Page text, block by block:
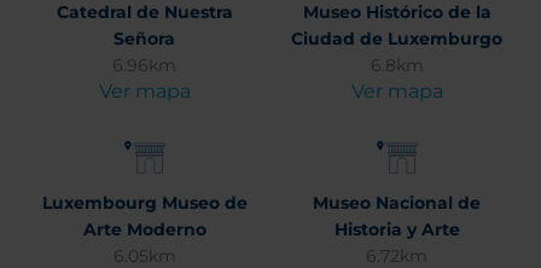
Catedral de Nuestra
Señora
6.96km
Ver mapa
Museo Histórico de la
Ciudad de Luxemburgo
6.8km
Ver mapa
Luxembourg Museo de
Arte Moderno
6.05km
Museo Nacional de
Historia y Arte
6.72km